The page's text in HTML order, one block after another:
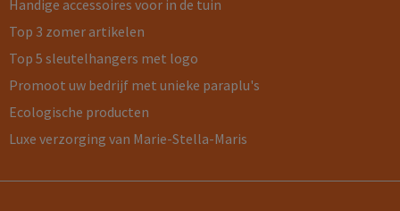
Handige accessoires voor in de tuin
Top 3 zomer artikelen
Top 5 sleutelhangers met logo
Promoot uw bedrijf met unieke paraplu's
Ecologische producten
Luxe verzorging van Marie-Stella-Maris